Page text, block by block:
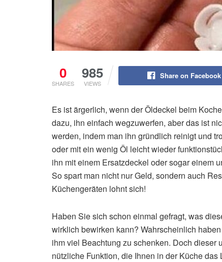
0
SHARES
985
VIEWS
Share on Facebook
Es ist ärgerlich, wenn der Öldeckel beim
dazu, ihn einfach wegzuwerfen, aber das ist
werden, indem man ihn gründlich reinigt und
oder mit ein wenig Öl leicht wieder
ihn mit einem Ersatzdeckel oder sogar einem
So spart man nicht nur Geld, sondern auch
Küchengeräten lohnt sich!
Haben Sie sich schon einmal gefragt, was
wirklich bewirken kann? Wahrscheinlich
ihm viel Beachtung zu schenken. Doch
nützliche Funktion, die Ihnen in der Küche